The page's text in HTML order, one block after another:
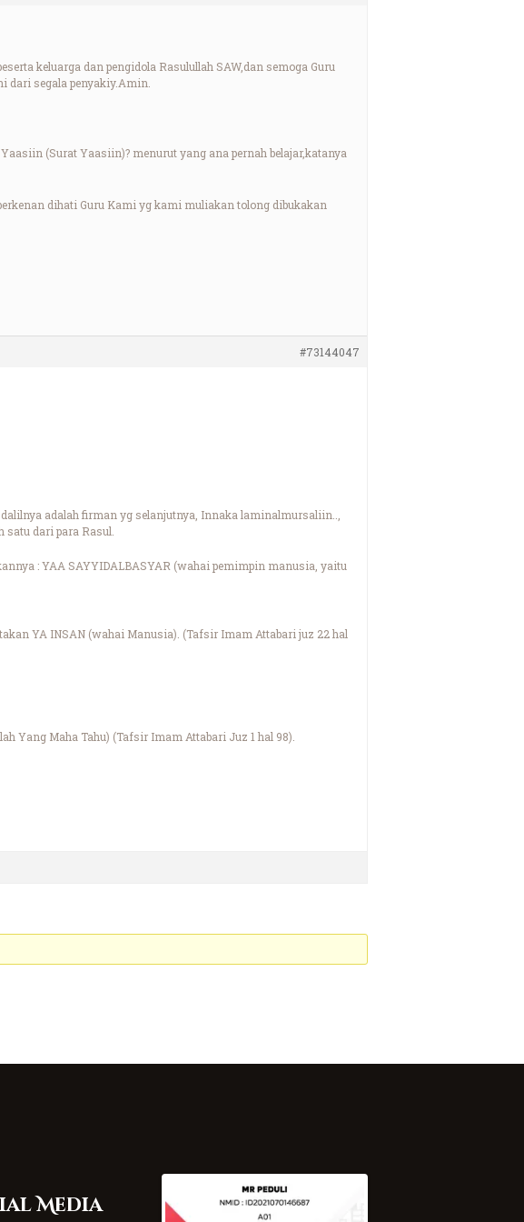
keluarga dan pengidola Rasulullah SAW,dan semoga Guru
dari segala penyakiy.Amin.
(Surat Yaasiin)? menurut yang ana pernah belajar,katanya
dihati Guru Kami yg kami muliakan tolong dibukakan
#73144047
adalah firman yg selanjutnya, Innaka laminalmursaliin..,
dari para Rasul.
: YAA SAYYIDALBASYAR (wahai pemimpin manusia, yaitu
YA INSAN (wahai Manusia). (Tafsir Imam Attabari juz 22 hal
Yang Maha Tahu) (Tafsir Imam Attabari Juz 1 hal 98).
Media